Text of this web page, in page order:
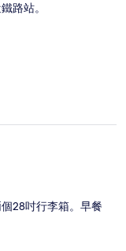
路站。
28吋行李箱。早餐